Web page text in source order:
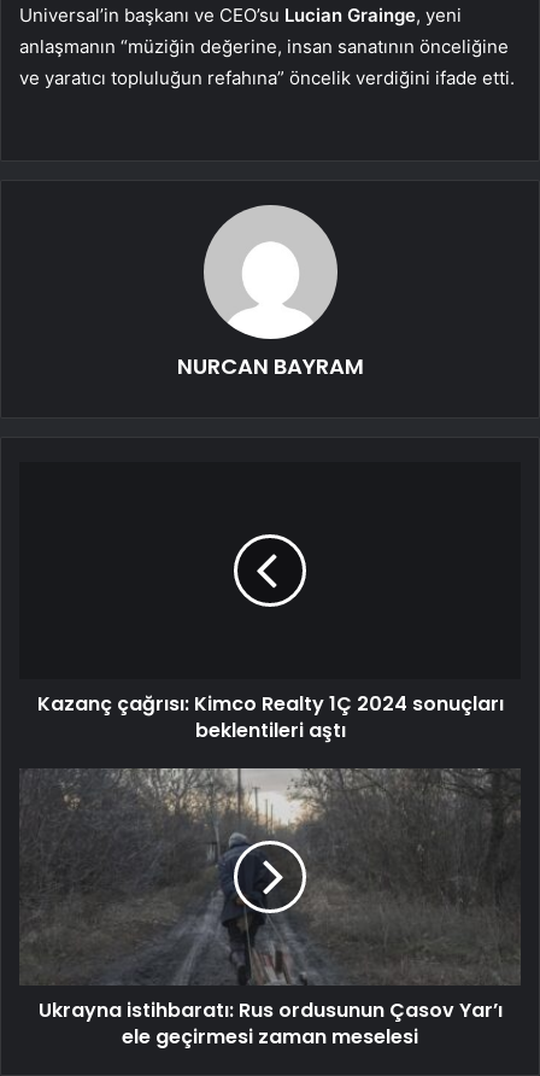
Universal’in başkanı ve CEO’su Lucian Grainge, yeni
anlaşmanın “müziğin değerine, insan sanatının önceliğine
ve yaratıcı topluluğun refahına” öncelik verdiğini ifade etti.
NURCAN BAYRAM
Kazanç çağrısı: Kimco Realty 1Ç 2024 sonuçları
beklentileri aştı
Ukrayna istihbaratı: Rus ordusunun Çasov Yar’ı
ele geçirmesi zaman meselesi